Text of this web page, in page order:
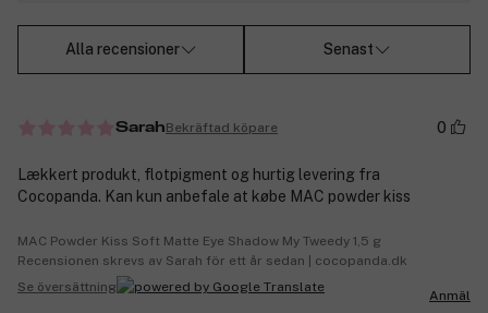
Alla recensioner Senast
SarahBekräftad köpare 0
Lækkert produkt, flotpigment og hurtig levering fra
Cocopanda. Kan kun anbefale at købe MAC powder kiss
MAC Powder Kiss Soft Matte Eye Shadow My Tweedy 1,5 g
Recensionen skrevs av Sarah för ett år sedan | cocopanda.dk
Se översättning
Anmäl